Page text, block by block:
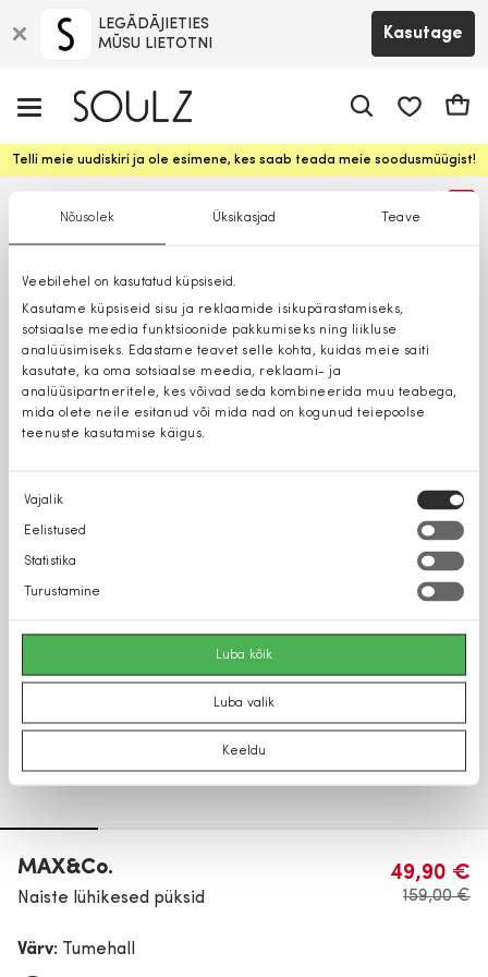
Nõusolek Üksikasjad Teave
Veebilehel on kasutatud küpsiseid.
Kasutame küpsiseid sisu ja reklaamide isikupärastamiseks,
sotsiaalse meedia funktsioonide pakkumiseks ning liikluse
analüüsimiseks. Edastame teavet selle kohta, kuidas meie saiti
kasutate, ka oma sotsiaalse meedia, reklaami- ja
analüüsipartneritele, kes võivad seda kombineerida muu teabega,
mida olete neile esitanud või mida nad on kogunud teiepoolse
teenuste kasutamise käigus.
Nõusoleku
valik
Vajalik
Eelistused
Statistika
Turustamine
Luba kõik
Luba valik
Keeldu
LEGĀDĀJIETIES
MŪSU LIETOTNI
Kasutage
Telli meie uudiskiri ja ole esimene, kes saab teada meie soodusmüügist!
MAX&Co.
Naiste lühikesed püksid
49,90 €
159,00 €
Värv: Tumehall